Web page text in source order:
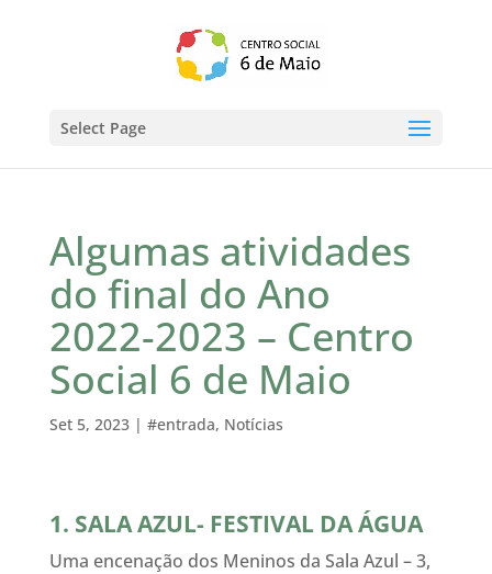
Select Page
Algumas atividades
do final do Ano
2022-2023 – Centro
Social 6 de Maio
Set 5, 2023| #entrada, Notícias
1. SALA AZUL- FESTIVAL DA ÁGUA
Uma encenação dos Meninos da Sala Azul – 3,